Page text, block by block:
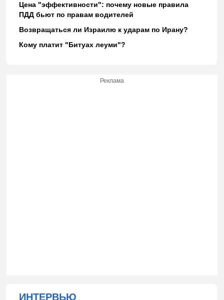
Цена "эффективности": почему новые правила
ПДД бьют по правам водителей
Возвращаться ли Израилю к ударам по Ирану?
Кому платит "Битуах леуми"?
Реклама
ИНТЕРВЬЮ